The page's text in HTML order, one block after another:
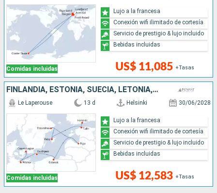
Comidas incluidas US$ 11,085 +Tasas
Lujo a la francesa
Conexión wifi ilimitado de cortesía
Servicio de prestigio & lujo incluido
Bebidas incluidas
FINLANDIA, ESTONIA, SUECIA, LETONIA, POLONIA, ALEMANIA, DINAMARCA
Comidas incluidas
Le Laperouse 13 d Helsinki 30/06/2028
US$ 12,583 +Tasas
Lujo a la francesa
Conexión wifi ilimitado de cortesía
Servicio de prestigio & lujo incluido
Bebidas incluidas